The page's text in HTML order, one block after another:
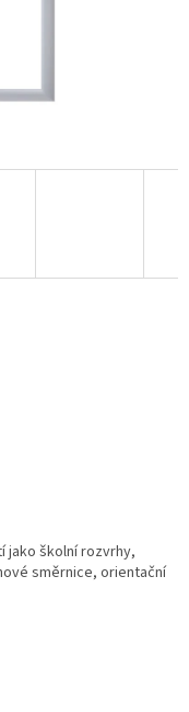
jako školní rozvrhy,
směrnice, orientační